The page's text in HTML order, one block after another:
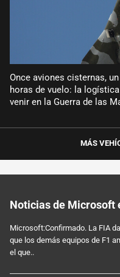
Once aviones cisternas,
horas de vuelo: la
venir en la Guerra de las
MÁS
Noticias de Microsoft
Microsoft:Confirmado. La FIA
que los demás equipos de F1
el que..